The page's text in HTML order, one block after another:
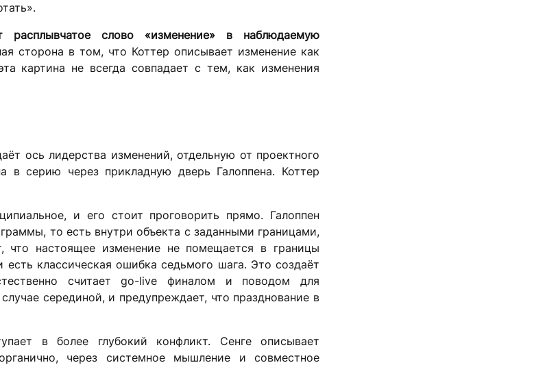
слово «изменение» в наблюдаемую
сторона в том, что Коттер описывает изменение как
картина не всегда совпадает с тем, как изменения
ось лидерства изменений, отдельную от проектного
серию через прикладную дверь Галоппена. Коттер
и его стоит проговорить прямо. Галоппен
то есть внутри объекта с заданными границами,
настоящее изменение не помещается в границы
классическая ошибка седьмого шага. Это создаёт
считает go-live финалом и поводом для
серединой, и предупреждает, что празднование в
в более глубокий конфликт. Сенге описывает
через системное мышление и совместное